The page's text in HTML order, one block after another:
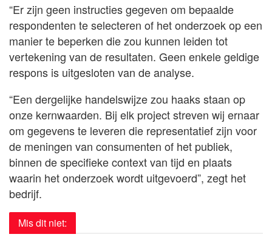
“Er zijn geen instructies gegeven om bepaalde
respondenten te selecteren of het onderzoek op een
manier te beperken die zou kunnen leiden tot
vertekening van de resultaten. Geen enkele geldige
respons is uitgesloten van de analyse.
“Een dergelijke handelswijze zou haaks staan op
onze kernwaarden. Bij elk project streven wij ernaar
om gegevens te leveren die representatief zijn voor
de meningen van consumenten of het publiek,
binnen de specifieke context van tijd en plaats
waarin het onderzoek wordt uitgevoerd”, zegt het
bedrijf.
Mis dit niet: